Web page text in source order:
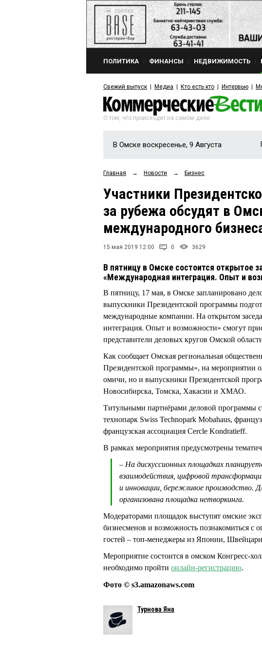
ПОЛИТИКА ФИНАНСЫ НЕДВИЖИМОСТЬ
Свежий выпуск Медиа Кто есть кто Интервью
О том, что происходит на самом деле
В Омске воскресенье, 9 Августа
Главная → Новости → Бизнес
Участники
за рубежа обсудят в
международного
15 мая 2019 12:00 0 3629
В пятницу в Омске состоится открытое
«Международная интеграция. Опыт и
В пятницу, 17 мая, в Омске запланировано
выпускники Президентской программы
международные компании. На открытом
интеграция. Опыт и возможности» смогут
представители деловых кругов Омской
Как сообщает Омская региональная
Президентской программы», на мероприятии
омичи, но и выпускники Президентской
Новосибирска, Томска, Хакасии и ХМАО.
Титульными партнёрами деловой программы
технопарк Swiss Technopark Mobahaus,
французская ассоциация Cercle Kondratieff.
В рамках мероприятия предусмотрены
– На дискуссионных площадках
взаимодействия, цифровой
и инновации, бережливое производство.
организована площадка нетворкинга.
Модераторами площадок выступят омские
бизнесменов и возможность познакомиться
гостей – топ-менеджеры из Японии,
Мероприятие состоится в омском Конгресс-
необходимо пройти онлайн-регистрацию.
Фото © s3.amazonaws.com
Турнова Яна